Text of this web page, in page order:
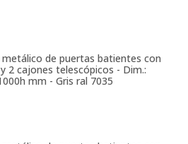
de puertas batientes con
2 cajones telescópicos - Dim.:
mm - Gris ral 7035